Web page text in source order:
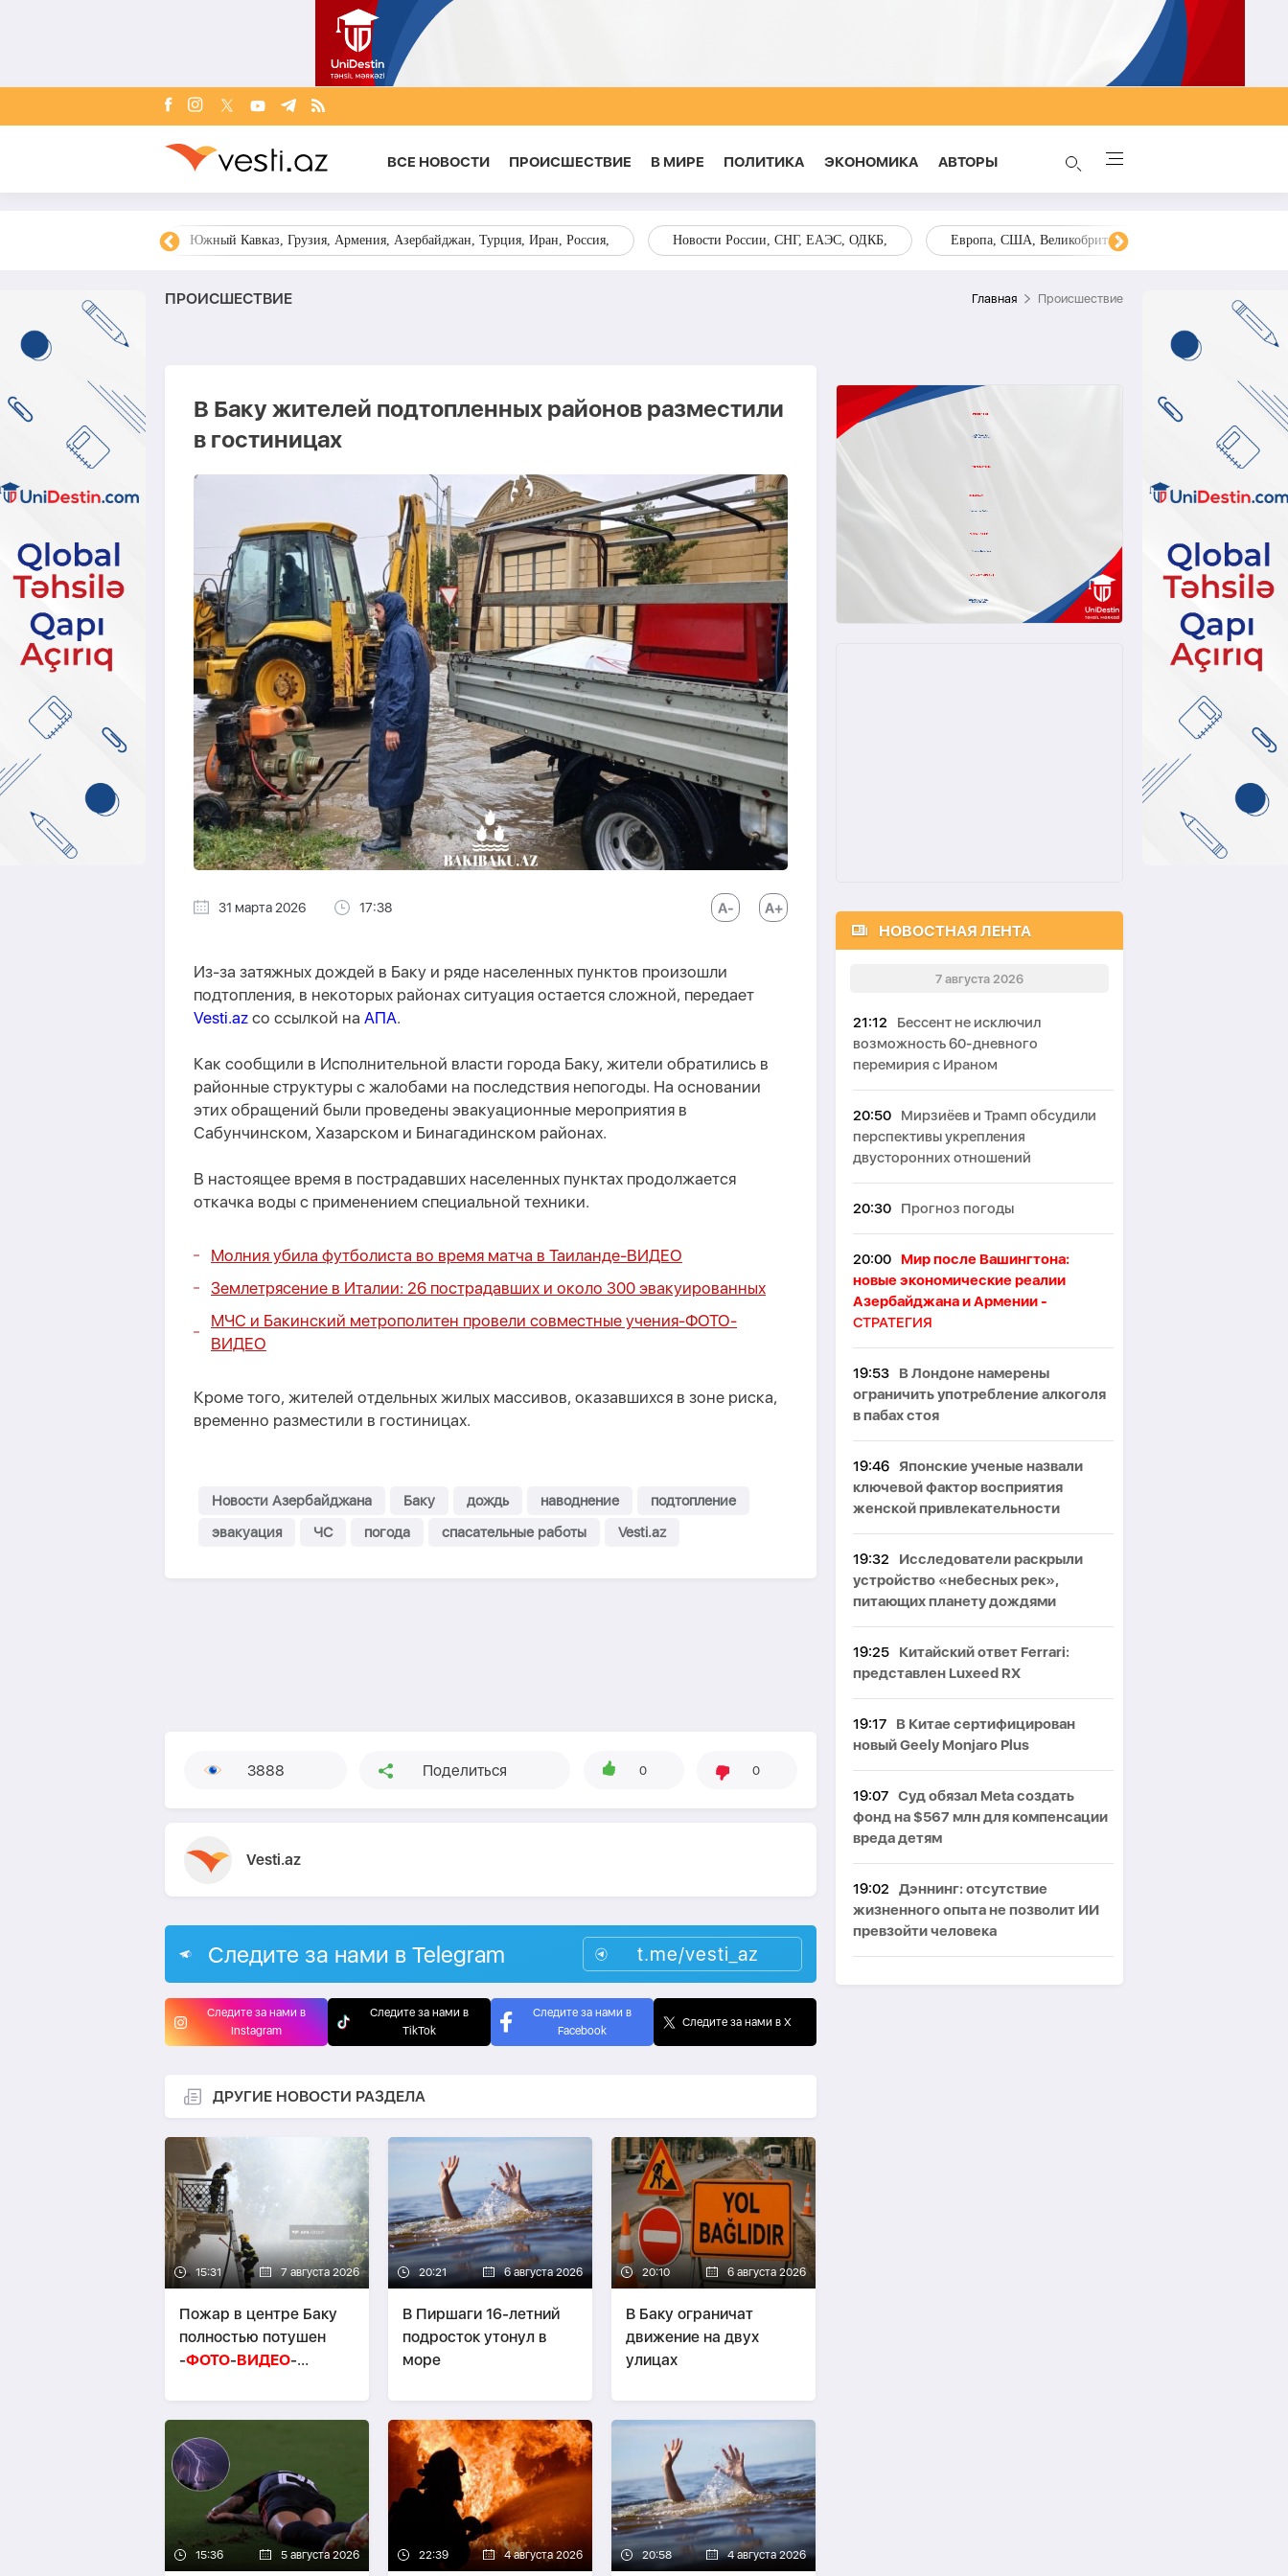
ВСЕ НОВОСТИ ПРОИСШЕСТВИЕ В МИРЕ ПОЛИТИКА ЭКОНОМИКА AВТОРЫ
Южный Кавказ, Грузия, Армения, Азербайджан, Турция, Иран, Россия, Новости России, СНГ, ЕАЭС, ОДКБ, Европа, США, Великобритания, Украина, Запад,
ПРОИСШЕСТВИЕ Главная Происшествие
В Баку жителей подтопленных районов разместили
в гостиницах
31 марта 2026 17:38
Из-за затяжных дождей в Баку и ряде населенных пунктов произошли
подтопления, в некоторых районах ситуация остается сложной, передает
Vesti.az со ссылкой на АПА.
Как сообщили в Исполнительной власти города Баку, жители обратились в
районные структуры с жалобами на последствия непогоды. На основании
этих обращений были проведены эвакуационные мероприятия в
Сабунчинском, Хазарском и Бинагадинском районах.
В настоящее время в пострадавших населенных пунктах продолжается
откачка воды с применением специальной техники.
Молния убила футболиста во время матча в Таиланде-ВИДЕО
Землетрясение в Италии: 26 пострадавших и около 300 эвакуированных
МЧС и Бакинский метрополитен провели совместные учения-ФОТО-
ВИДЕО
Кроме того, жителей отдельных жилых массивов, оказавшихся в зоне риска,
временно разместили в гостиницах.
Новости Азербайджана Баку дождь наводнение
подтопление
эвакуация
ЧС погода спасательные работы Vesti.az
3888 Поделиться 0 0
Vesti.az
Следите за нами в Telegram t.me/vesti_az
Следите за нами в
Instagram
Следите за нами в
TikTok
Следите за нами в
Facebook
Следите за нами в X
ДРУГИЕ НОВОСТИ РАЗДЕЛА
15:31 7 августа 2026
Пожар в центре Баку
полностью потушен
-ФОТО-ВИДЕО-
20:21 6 августа 2026
В Пиршаги 16-летний
подросток утонул в
море
20:10 6 августа 2026
В Баку ограничат
движение на двух
улицах
15:36 5 августа 2026 22:39 4 августа 2026 20:58 4 августа 2026
НОВОСТНАЯ ЛЕНТА
7 августа 2026
21:12
Бессент не исключил
возможность 60-дневного
перемирия с Ираном
20:50
Мирзиёев и Трамп обсудили
перспективы укрепления
двусторонних отношений
20:30 Прогноз погоды
20:00
Мир после Вашингтона:
новые экономические реалии
Азербайджана и Армении -
СТРАТЕГИЯ
19:53
В Лондоне намерены
ограничить употребление алкоголя
в пабах стоя
19:46 Японские ученые назвали
ключевой фактор восприятия
женской привлекательности
19:32
Исследователи раскрыли
устройство «небесных рек»,
питающих планету дождями
19:25
Китайский ответ Ferrari:
представлен Luxeed RX
19:17
В Китае сертифицирован
новый Geely Monjaro Plus
19:07 Суд обязал Meta создать
фонд на $567 млн для компенсации
вреда детям
19:02
Дэннинг: отсутствие
жизненного опыта не позволит ИИ
превзойти человека
18:56 Кайман, удав и лиса: суд